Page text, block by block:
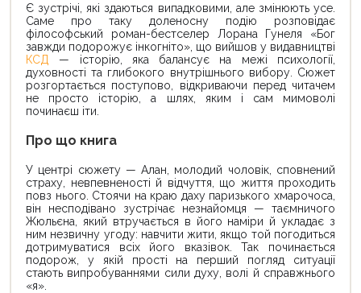
Є зустрічі, які здаються випадковими, але змінюють усе.
Саме про таку доленосну подію розповідає
філософський роман-бестселер Лорана Гунеля «Бог
завжди подорожує інкогніто», що вийшов у видавництві
КСД
— історію, яка балансує на межі психології,
духовності та глибокого внутрішнього вибору. Сюжет
розгортається поступово, відкриваючи перед читачем
не просто історію, а шлях, яким і сам мимоволі
починаєш іти.
Про що книга
У центрі сюжету — Алан, молодий чоловік, сповнений
страху, невпевненості й відчуття, що життя проходить
повз нього. Стоячи на краю даху паризького хмарочоса,
він несподівано зустрічає незнайомця — таємничого
Жюльєна, який втручається в його наміри й укладає з
ним незвичну угоду: навчити жити, якщо той погодиться
дотримуватися всіх його вказівок. Так починається
подорож, у якій прості на перший погляд ситуації
стають випробуваннями сили духу, волі й справжнього
«я».